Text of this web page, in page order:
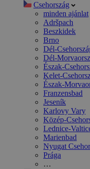
Csehország
minden ajánlat
Adršpach
Beszkidek
Brno
Dél-
Dél-
Észak-
Kelet-
Észak-
Franzensbad
Jeseník
Karlovy Vary
Közép-
Lednice-
Marienbad
Nyugat
Prága
…